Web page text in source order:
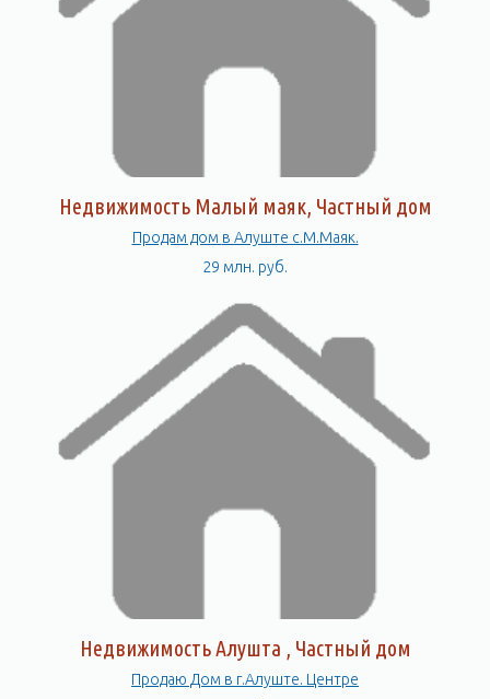
Недвижимость Малый маяк, Частный дом
Продам дом в Алуште с.М.Маяк.
29 млн. руб.
Недвижимость Алушта , Частный дом
Продаю Дом в г.Алуште. Центре